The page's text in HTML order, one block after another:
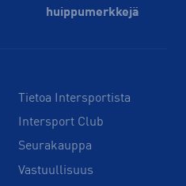
huippu­merkkejä
Tietoa Intersportista
Intersport Club
Seurakauppa
Vastuullisuus